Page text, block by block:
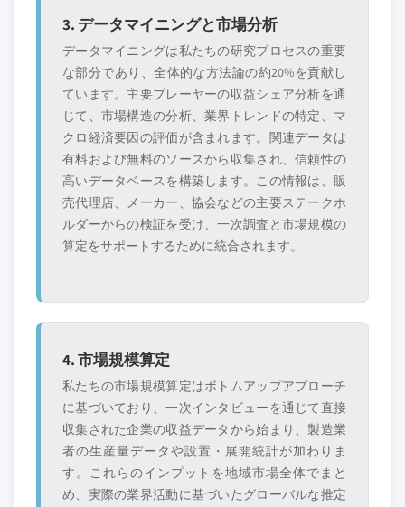
3. データマイニングと市場分析
データマイニングは私たちの研究プロセスの重要
な部分であり、全体的な方法論の約20%を貢献し
ています。主要プレーヤーの収益シェア分析を通
じて、市場構造の分析、業界トレンドの特定、マ
クロ経済要因の評価が含まれます。関連データは
有料および無料のソースから収集され、信頼性の
高いデータベースを構築します。この情報は、販
売代理店、メーカー、協会などの主要ステークホ
ルダーからの検証を受け、一次調査と市場規模の
算定をサポートするために統合されます。
4. 市場規模算定
私たちの市場規模算定はボトムアップアプローチ
に基づいており、一次インタビューを通じて直接
収集された企業の収益データから始まり、製造業
者の生産量データや設置・展開統計が加わりま
す。これらのインプットを地域市場全体でまと
め、実際の業界活動に基づいたグローバルな推定